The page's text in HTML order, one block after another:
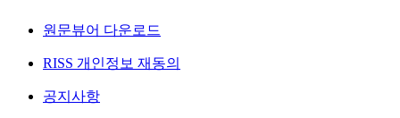
원문뷰어 다운로드
RISS 개인정보 재동의
공지사항